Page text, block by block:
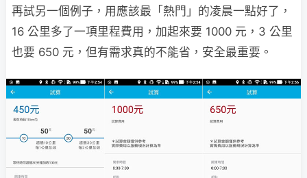
再試另一個例子，用應該最「熱門」的凌晨一點好了，
16 公里多了一項里程費用，加起來要 1000 元，3 公里
也要 650 元，但有需求真的不能省，安全最重要。